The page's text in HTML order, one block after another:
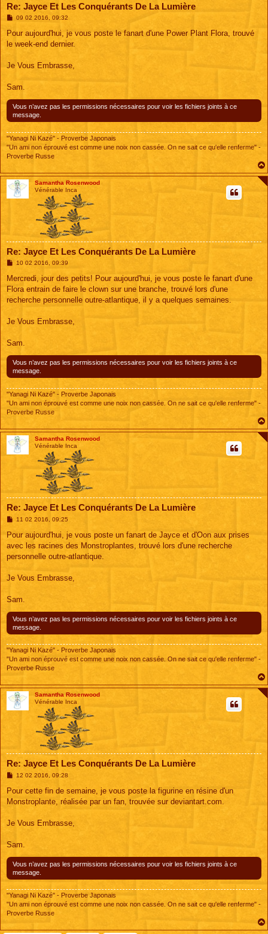
Re: Jayce Et Les Conquérants De La Lumière
M
s
a
09 02 2016, 09:32
Pour aujourd'hui, je vous poste le fanart d'une Power Plant Flora, trouvé
le week-end dernier.
Je Vous Embrasse,
Sam.
Vous n’avez pas les permissions nécessaires pour voir les fichiers joints à ce
message.
"Yanagi Ni Kazé" - Proverbe Japonais
"Un ami non éprouvé est comme une noix non cassée. On ne sait ce qu'elle renferme" -
Proverbe Russe
Samantha Rosenwood
Vénérable Inca
Re: Jayce Et Les Conquérants De La Lumière
M
s
a
g
10 02 2016, 09:39
Mercredi, jour des petits! Pour aujourd'hui, je vous poste le fanart d'une
Flora entrain de faire le clown sur une branche, trouvé lors d'une
recherche personnelle outre-atlantique, il y a quelques semaines.
Je Vous Embrasse,
Sam.
Vous n’avez pas les permissions nécessaires pour voir les fichiers joints à ce
message.
"Yanagi Ni Kazé" - Proverbe Japonais
"Un ami non éprouvé est comme une noix non cassée. On ne sait ce qu'elle renferme" -
Proverbe Russe
Samantha Rosenwood
Vénérable Inca
Re: Jayce Et Les Conquérants De La Lumière
M
s
a
g
11 02 2016, 09:25
Pour aujourd'hui, je vous poste un fanart de Jayce et d'Oon aux prises
avec les racines des Monstroplantes, trouvé lors d'une recherche
personnelle outre-atlantique.
Je Vous Embrasse,
Sam.
Vous n’avez pas les permissions nécessaires pour voir les fichiers joints à ce
message.
"Yanagi Ni Kazé" - Proverbe Japonais
"Un ami non éprouvé est comme une noix non cassée. On ne sait ce qu'elle renferme" -
Proverbe Russe
Samantha Rosenwood
Vénérable Inca
Re: Jayce Et Les Conquérants De La Lumière
M
s
a
12 02 2016, 09:28
Pour cette fin de semaine, je vous poste la figurine en résine d'un
Monstroplante, réalisée par un fan, trouvée sur deviantart.com.
Je Vous Embrasse,
Sam.
Vous n’avez pas les permissions nécessaires pour voir les fichiers joints à ce
message.
"Yanagi Ni Kazé" - Proverbe Japonais
"Un ami non éprouvé est comme une noix non cassée. On ne sait ce qu'elle renferme" -
Proverbe Russe